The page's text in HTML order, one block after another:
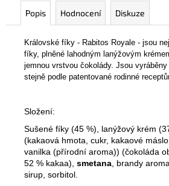
Popis Hodnocení Diskuze
Královské fíky - Rabitos Royale - jsou
fíky, plněné lahodným lanýžovým
jemnou vrstvou čokolády. Jsou
stejně podle patentované rodinné
Složení:
Sušené fíky (45 %), lanýžový krém
(kakaová hmota, cukr, kakaové máslo,
vanilka (přírodní aroma)) (čokoláda
52 % kakaa), smetana , brandy
sirup, sorbitol.
NÓMADA
ČOKOLÁDA
BOX
LISBOA
50G